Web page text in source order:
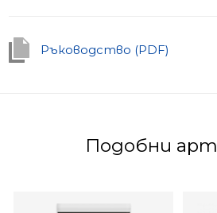
Ръководство (PDF)
Подобни